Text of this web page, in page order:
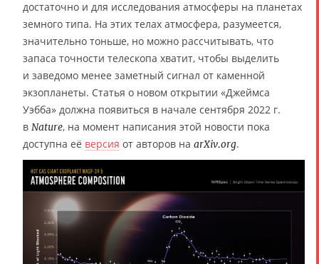
достаточно и для исследования атмосферы на планетах
земного типа. На этих телах атмосфера, разумеется,
значительно тоньше, но можно рассчитывать, что
запаса точности телескопа хватит, чтобы выделить
и заведомо менее заметный сигнал от каменной
экзопланеты. Статья о новом открытии «Джеймса
Уэбба» должна появиться в начале сентября 2022 г.
в Nature, на момент написания этой новости пока
доступна её версия от авторов на arXiv.org.